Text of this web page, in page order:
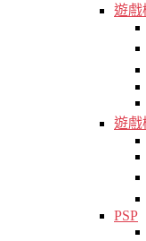
遊戲
遊戲
PSP